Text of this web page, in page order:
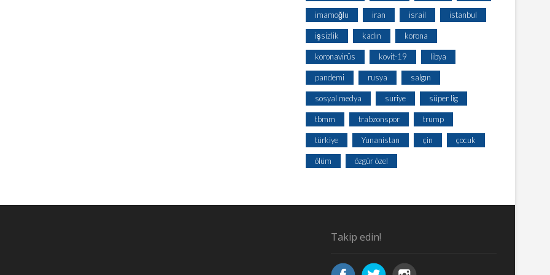
imamoğlu iran israil istanbul
işsizlik kadın korona
koronavirüs kovit-19 libya
pandemi rusya salgın
sosyal medya suriye süper lig
tbmm trabzonspor trump
türkiye Yunanistan çin çocuk
ölüm özgür özel
Takip edin!